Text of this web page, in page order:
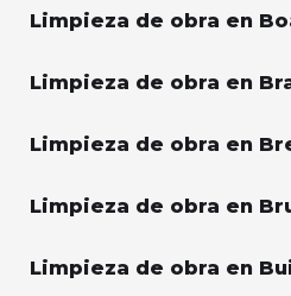
Limpieza de obra en
Limpieza de obra en
Limpieza de obra en
Limpieza de obra en
Limpieza de obra en